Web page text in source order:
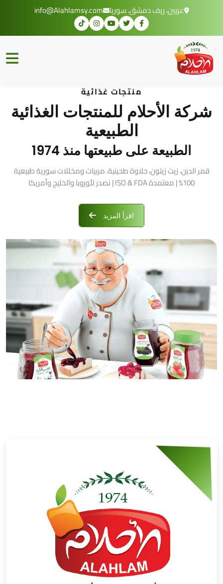
عربين، ريف دمشق، سوريا info@Alahlamsy.com
منتجات غذائية
شركة الأحلام للمنتجات الغذائية
الطبيعية
الطبيعة على طبيعتها منذ 1974
قمر الدين، زيت زيتون، حلاوة طحينية، مربيات ومخللات سورية طبيعية
100% | معتمدة ISO & FDA | نصدر لأوروبا والخليج وأمريكا
اقرأ المزيد